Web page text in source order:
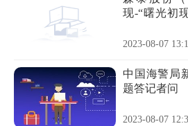
现-“曙光初
2023-08-07
中国海警局
题答记者问
2023-08-07